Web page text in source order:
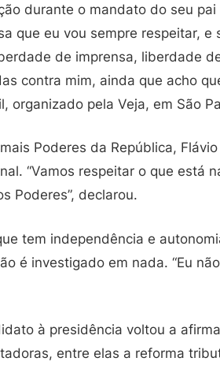
durante o mandato do seu
que eu vou sempre respeitar, e
de imprensa, liberdade
contra mim, ainda que acho
organizado pela Veja, em São
Poderes da República,
“Vamos respeitar o que está
Poderes”, declarou.
tem independência e
é investigado em nada. “Eu
à presidência voltou a
entre elas a reforma